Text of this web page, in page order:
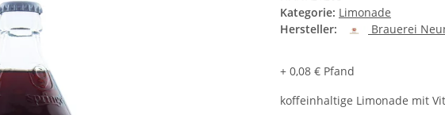
Kategorie: Limonade
Hersteller:
Brauerei
+ 0,08 € Pfand
koffeinhaltige Limonade mit